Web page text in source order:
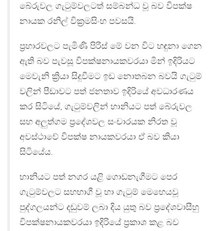
බේරුවල ගැටුම්වලටත් සම්බන්ධ වූ බව විපක්ෂ
නායක රනිල් වික්‍රමසිංහ පවසයි.
ප්‍රහාරවලට පැමිණි පිරිස් මේ වන විට හඳුනා ගෙන
ඇති බව පැවසූ විපක්ෂනායකවරයා මින් ඉදිරියට
මෙවැනි ක්‍රියා සිදුවීමට ඉඩ නොතබන බවයි ගැටුම්
වලින් පීඩාවට පත් ජනතාව ඉදිරියේ අවධාරණය
කර සිටියේ, ගැටුම්වලින් හානියට පත් බේරුවල
සහ අලුත්ගම ප්‍රදේශවල සංචාරයක නිරත වූ
අවස්ථාවේ විපක්ෂ නායකවරයා ඒ බව කියා
සිටියේය.
හානියට පත් නගර යළි ගොඩනැගීමට පෙර
ගැටුම්වලට සහභාගී වූ හා ගැටුම් මෙහෙයවූ
පුද්ගලයන්ට දඬුවම් ලබා දිය යුතු බව ප්‍රදේශවාසීහු
විපක්ෂනායකවරයා ඉදිරියේ ප්‍රකාශ කළ බව